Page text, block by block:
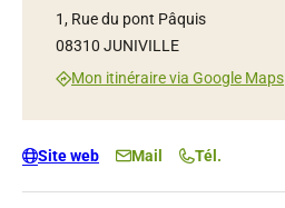
1, Rue du pont Pâquis
08310 JUNIVILLE
Mon itinéraire via Google Maps
Site web Mail Tél.